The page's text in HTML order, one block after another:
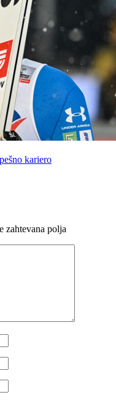
kariero
zahtevana polja